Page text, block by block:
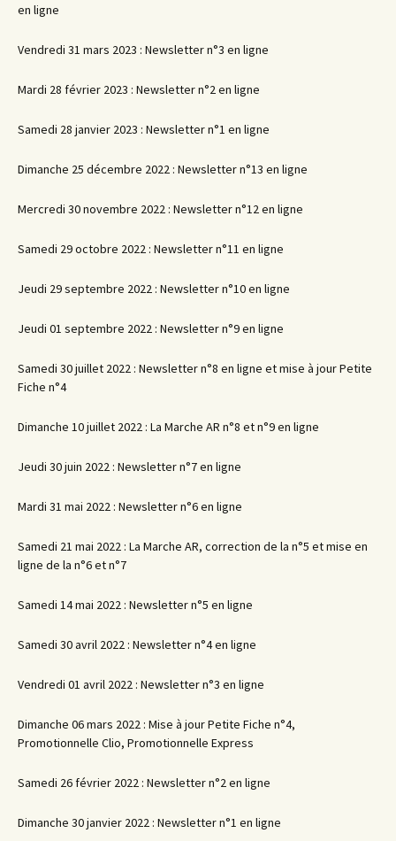
en ligne
Vendredi 31 mars 2023 : Newsletter n°3 en ligne
Mardi 28 février 2023 : Newsletter n°2 en ligne
Samedi 28 janvier 2023 : Newsletter n°1 en ligne
Dimanche 25 décembre 2022 : Newsletter n°13 en ligne
Mercredi 30 novembre 2022 : Newsletter n°12 en ligne
Samedi 29 octobre 2022 : Newsletter n°11 en ligne
Jeudi 29 septembre 2022 : Newsletter n°10 en ligne
Jeudi 01 septembre 2022 : Newsletter n°9 en ligne
Samedi 30 juillet 2022 : Newsletter n°8 en ligne et mise à jour Petite
Fiche n°4
Dimanche 10 juillet 2022 : La Marche AR n°8 et n°9 en ligne
Jeudi 30 juin 2022 : Newsletter n°7 en ligne
Mardi 31 mai 2022 : Newsletter n°6 en ligne
Samedi 21 mai 2022 : La Marche AR, correction de la n°5 et mise en
ligne de la n°6 et n°7
Samedi 14 mai 2022 : Newsletter n°5 en ligne
Samedi 30 avril 2022 : Newsletter n°4 en ligne
Vendredi 01 avril 2022 : Newsletter n°3 en ligne
Dimanche 06 mars 2022 : Mise à jour Petite Fiche n°4,
Promotionnelle Clio, Promotionnelle Express
Samedi 26 février 2022 : Newsletter n°2 en ligne
Dimanche 30 janvier 2022 : Newsletter n°1 en ligne